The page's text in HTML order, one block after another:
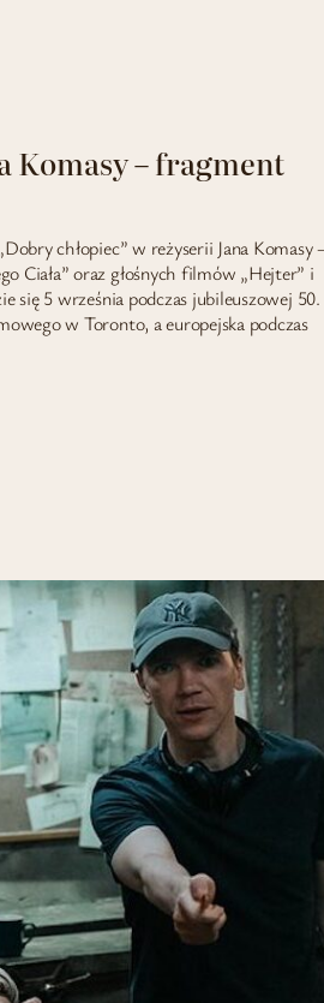
Komasy – fragment
chłopiec” w reżyserii Jana Komasy
Ciała” oraz głośnych filmów „Hejter” i
się 5 września podczas jubileuszowej 50.
w Toronto, a europejska podczas